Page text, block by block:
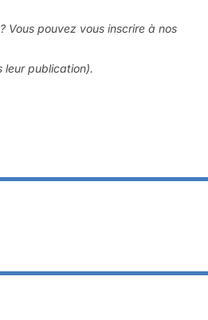
Vous pouvez vous inscrire à nos
leur publication).